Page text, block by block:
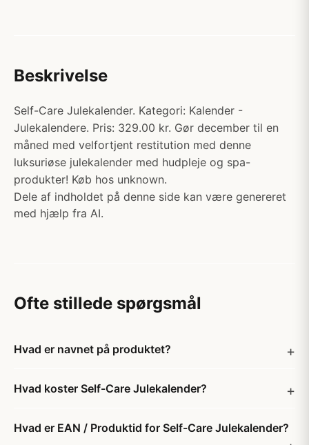
Beskrivelse
Self-Care Julekalender. Kategori: Kalender -
Julekalendere. Pris: 329.00 kr. Gør december til en
måned med velfortjent restitution med denne
luksuriøse julekalender med hudpleje og spa-
produkter! Køb hos unknown.
Dele af indholdet på denne side kan være genereret
med hjælp fra AI.
Ofte stillede spørgsmål
Hvad er navnet på produktet?
Hvad koster Self-Care Julekalender?
Hvad er EAN / Produktid for Self-Care Julekalender?